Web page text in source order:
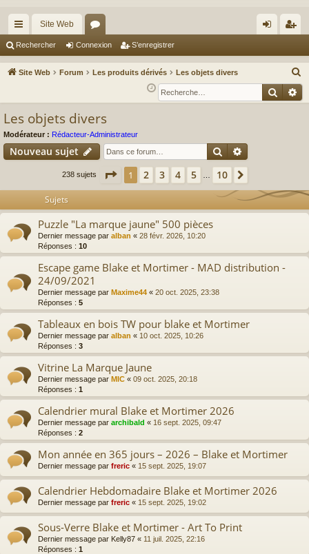
cc
ès
Site Web
or
u ne
xi
nr
eg
Rechercher Connexion S’enregistrer
Site Web Forum Les produits dérivés Les objets divers
e
c
e
r
Les objets divers
Modérateur : Rédacteur-Administrateur
Nouveau sujet Rechercher
238 sujets Page 1sur 10
1 2 3 4 5 10
Sujets
Puzzle "La marque jaune" 500 pièces
Dernier message par alban « 28 févr. 2026, 10:20
Réponses : 10
Escape game Blake et Mortimer - MAD distribution -
24/09/2021
Dernier message par Maxime44 « 20 oct. 2025, 23:38
Réponses : 5
Tableaux en bois TW pour blake et Mortimer
Dernier message par alban « 10 oct. 2025, 10:26
Réponses : 3
Vitrine La Marque Jaune
Dernier message par MIC « 09 oct. 2025, 20:18
Réponses : 1
Calendrier mural Blake et Mortimer 2026
Dernier message par archibald « 16 sept. 2025, 09:47
Réponses : 2
Mon année en 365 jours – 2026 – Blake et Mortimer
Dernier message par freric « 15 sept. 2025, 19:07
Calendrier Hebdomadaire Blake et Mortimer 2026
Dernier message par freric « 15 sept. 2025, 19:02
Sous-Verre Blake et Mortimer - Art To Print
Dernier message par Kelly87 « 11 juil. 2025, 22:16
Réponses : 1